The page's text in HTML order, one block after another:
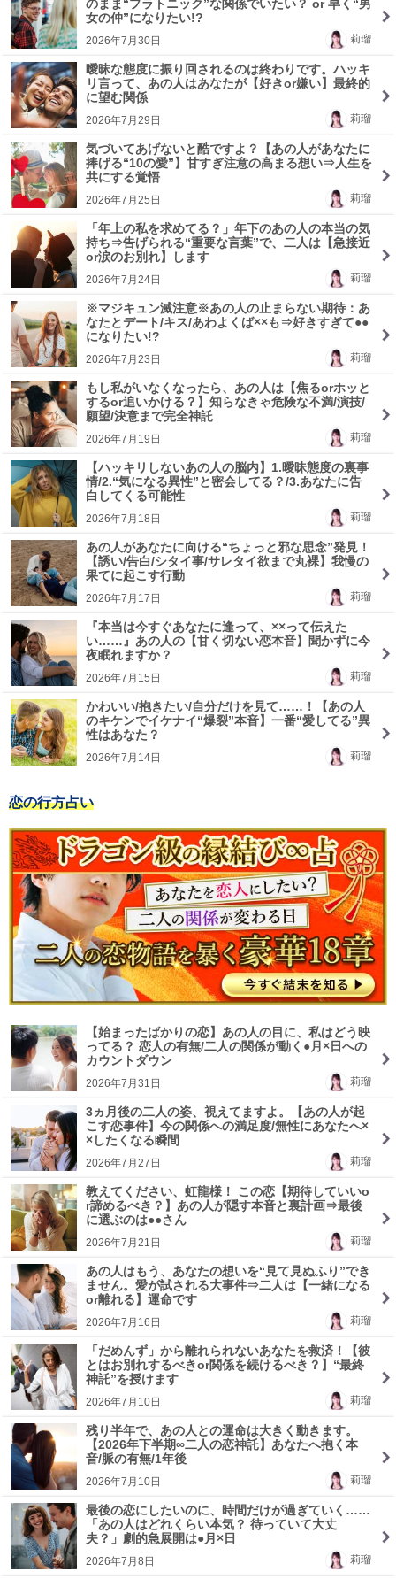
のまま“プラトニック”な関係でいたい？ or 早く“男
女の仲”になりたい!?
莉瑠
2026年7月30日
曖昧な態度に振り回されるのは終わりです。ハッキ
リ言って、あの人はあなたが【好きor嫌い】最終的
に望む関係
莉瑠
2026年7月29日
気づいてあげないと酷ですよ？【あの人があなたに
捧げる“10の愛”】甘すぎ注意の高まる想い⇒人生を
共にする覚悟
莉瑠
2026年7月25日
「年上の私を求めてる？」年下のあの人の本当の気
持ち⇒告げられる“重要な言葉”で、二人は【急接近
or涙のお別れ】します
莉瑠
2026年7月24日
※マジキュン滅注意※あの人の止まらない期待：あ
なたとデート/キス/あわよくば××も⇒好きすぎて●●
になりたい!?
莉瑠
2026年7月23日
もし私がいなくなったら、あの人は【焦るorホッと
するor追いかける？】知らなきゃ危険な不満/演技/
願望/決意まで完全神託
莉瑠
2026年7月19日
【ハッキリしないあの人の脳内】1.曖昧態度の裏事
情/2.“気になる異性”と密会してる？/3.あなたに告
白してくる可能性
莉瑠
2026年7月18日
あの人があなたに向ける“ちょっと邪な思念”発見！
【誘い/告白/シタイ事/サレタイ欲まで丸裸】我慢の
果てに起こす行動
莉瑠
2026年7月17日
『本当は今すぐあなたに逢って、××って伝えた
い……』あの人の【甘く切ない恋本音】聞かずに今
夜眠れますか？
莉瑠
2026年7月15日
かわいい/抱きたい/自分だけを見て……！【あの人
のキケンでイケナイ“爆裂”本音】一番“愛してる”異
性はあなた？
莉瑠
2026年7月14日
恋の行方占い
【始まったばかりの恋】あの人の目に、私はどう映
ってる？ 恋人の有無/二人の関係が動く●月×日への
カウントダウン
莉瑠
2026年7月31日
3ヵ月後の二人の姿、視えてますよ。【あの人が起
こす恋事件】今の関係への満足度/無性にあなたへ×
×したくなる瞬間
莉瑠
2026年7月27日
教えてください、虹龍様！ この恋【期待していいo
r諦めるべき？】あの人が隠す本音と裏計画⇒最後
に選ぶのは●●さん
莉瑠
2026年7月21日
あの人はもう、あなたの想いを“見て見ぬふり”でき
ません。愛が試される大事件⇒二人は【一緒になる
or離れる】運命です
莉瑠
2026年7月16日
「だめんず」から離れられないあなたを救済！【彼
とはお別れするべきor関係を続けるべき？】“最終
神託”を授けます
莉瑠
2026年7月10日
残り半年で、あの人との運命は大きく動きます。
【2026年下半期∞二人の恋神託】あなたへ抱く本
音/脈の有無/1年後
莉瑠
2026年7月10日
最後の恋にしたいのに、時間だけが過ぎていく……
「あの人はどれくらい本気？ 待っていて大丈
夫？」劇的急展開は●月×日
莉瑠
2026年7月8日